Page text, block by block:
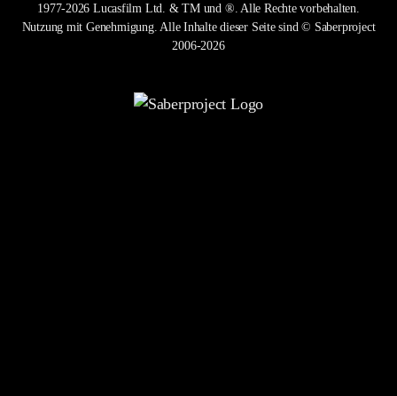
1977-2026 Lucasfilm Ltd. & TM und ®. Alle Rechte vorbehalten.
Nutzung mit Genehmigung. Alle Inhalte dieser Seite sind © Saberproject
2006-2026